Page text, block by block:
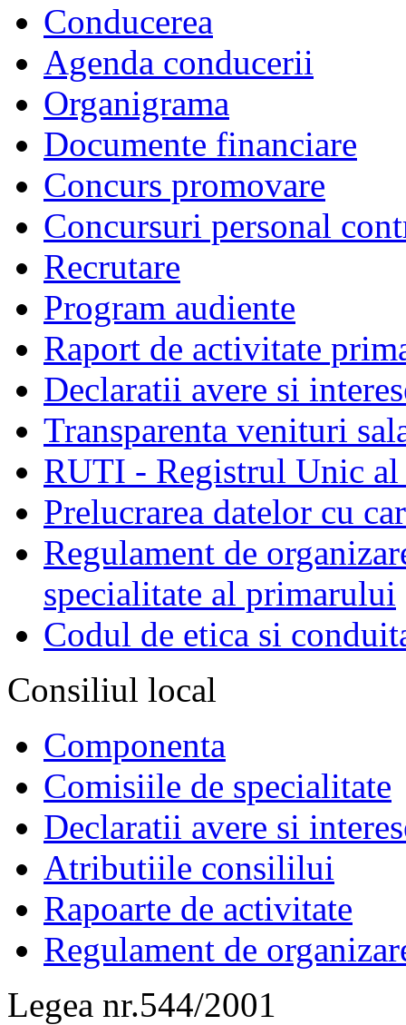
Conducerea
Agenda conducerii
Organigrama
Documente financiare
Concurs promovare
Concursuri personal
Recrutare
Program audiente
Raport de activitate
Declaratii avere si
Transparenta venituri
RUTI - Registrul Unic al
Prelucrarea datelor cu
Regulament de
specialitate al primarului
Codul de etica si
Consiliul local
Componenta
Comisiile de specialitate
Declaratii avere si
Atributiile consililui
Rapoarte de activitate
Regulament de
Legea nr.544/2001